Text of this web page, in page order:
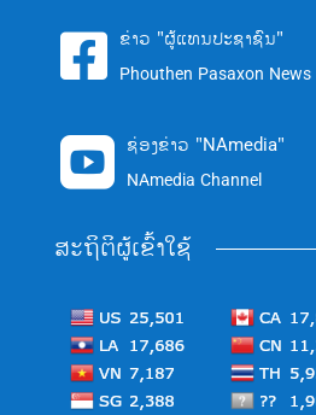
 ຂ່າວ "ຜູ້ແທນປະຊາຊົນ"
Phouthen Pasaxon News
 ຊ່ອງຂ່າວ "NAmedia"
NAmedia Channel
ສະຖິຕິຜູ້ເຂົ້າໃຊ້